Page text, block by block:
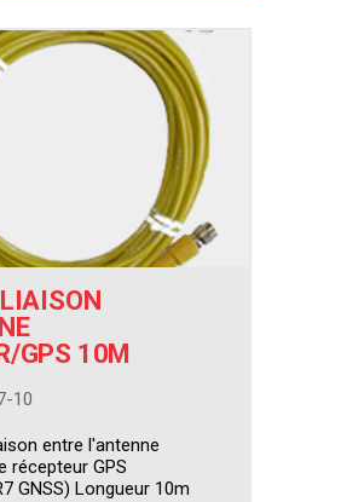
GPS 10M
10
entre l'antenne
récepteur GPS
GNSS) Longueur 10m